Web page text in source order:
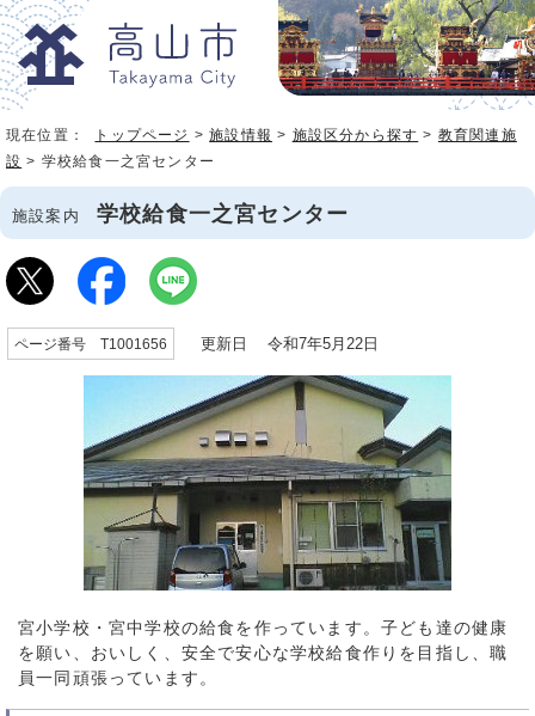
現在位置： トップページ >施設情報 > 施設区分から探す > 教育関連施
設 > 学校給食一之宮センター
施設案内 学校給食一之宮センター
ページ番号 T1001656 更新日 令和7年5月22日
宮小学校・宮中学校の給食を作っています。子ども達の健康
を願い、おいしく、安全で安心な学校給食作りを目指し、職
員一同頑張っています。